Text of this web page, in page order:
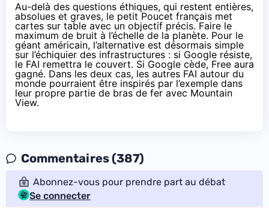
Au-delà des questions éthiques, qui restent entières,
absolues et graves, le petit Poucet français met
cartes sur table avec un objectif précis. Faire le
maximum de bruit à l’échelle de la planète. Pour le
géant américain, l’alternative est désormais simple
sur l’échiquier des infrastructures : si Google résiste,
le FAI remettra le couvert. Si Google cède, Free aura
gagné. Dans les deux cas, les autres FAI autour du
monde pourraient être inspirés par l’exemple dans
leur propre partie de bras de fer avec Mountain
View.
Commentaires (387)
Abonnez-vous pour prendre part au débat
Se connecter